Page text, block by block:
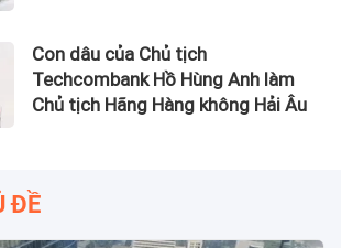
Con dâu của Chủ tịch
Techcombank Hồ Hùng Anh làm
Chủ tịch Hãng Hàng không Hải Âu
ĐỀ